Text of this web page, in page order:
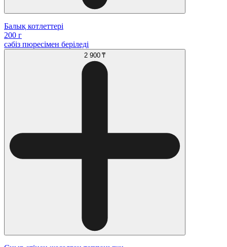
Балық котлеттері
200 г
сәбіз пюресімен беріледі
2 900 ₸